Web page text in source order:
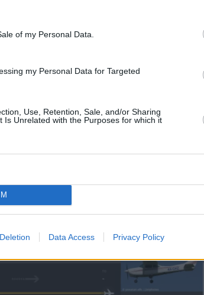
of my Personal Data.
my Personal Data for Targeted
Use, Retention, Sale, and/or Sharing
Is Unrelated with the Purposes for which it
Data Access Privacy Policy
ιδιωτική πτήση και θα